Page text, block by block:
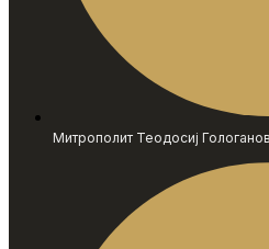
Митрополит Теодосиј